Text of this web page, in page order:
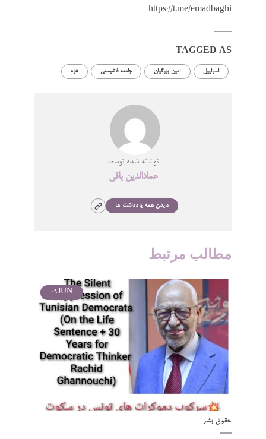
https://t.me/emadbaghi
TAGGED AS
اسراییل امین بزرگیان جامعه فاشیستی غزه
نوشته شده توسط
عمادالدین باقی
دیدن همه یادداشت ها
مطالب مرتبط
JUN
09
حقوق بشر